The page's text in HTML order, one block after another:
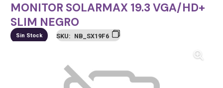
MONITOR SOLARMAX 19.3 VGA/HD+
SLIM NEGRO
Sin Stock SKU: NB_SX19F6